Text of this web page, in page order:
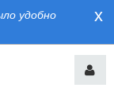
удобно
x